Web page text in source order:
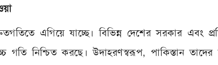
এগিয়ে যাচ্ছে। বিভিন্ন দেশের সরকার এবং
গতি নিশ্চিত করছে। উদাহরণস্বরূপ, পাকিস্তান